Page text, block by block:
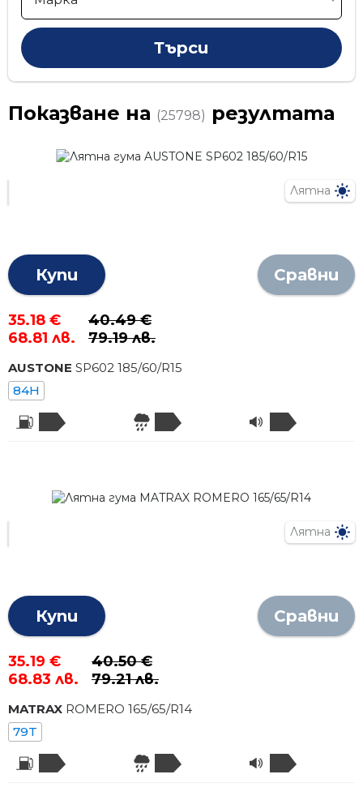
Показване на (25798) резултата
Лятна
Купи Сравни
35.18 €
68.81 лв.
40.49 €
79.19 лв.
AUSTONE SP602 185/60/R15
84H
Лятна
Купи Сравни
35.19 €
68.83 лв.
40.50 €
79.21 лв.
MATRAX ROMERO 165/65/R14
79T